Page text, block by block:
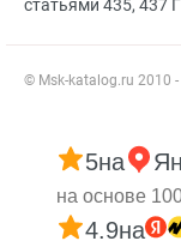
статьями 435, 437
© Msk-katalog.ru 2010 -
5на
на основе
4.9на